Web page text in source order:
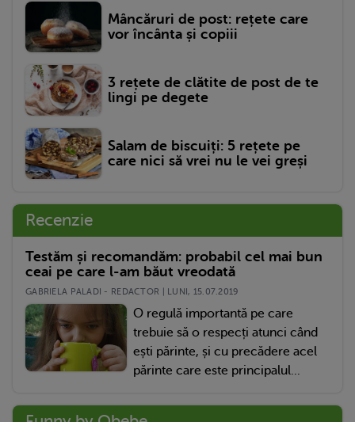
Mâncăruri de post: rețete care
vor încânta și copiii
3 rețete de clătite de post de te
lingi pe degete
Salam de biscuiți: 5 rețete pe
care nici să vrei nu le vei greși
Recenzie
Testăm și recomandăm: probabil cel mai bun
ceai pe care l-am băut vreodată
GABRIELA PALADI - REDACTOR | LUNI, 15.07.2019
O regulă importantă pe care
trebuie să o respecți atunci când
ești părinte, și cu precădere acel
părinte care este principalul...